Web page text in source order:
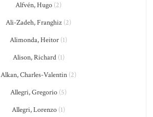
Alfvén, Hugo (2)
Ali-Zadeh, Franghiz (2)
Alimonda, Heitor (1)
Alison, Richard(1)
Alkan, Charles-Valentin (2)
Allegri, Gregorio (5)
Allegri, Lorenzo (1)